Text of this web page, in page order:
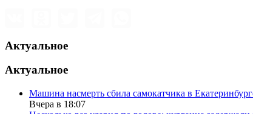
Актуальное
Актуальное
Машина насмерть сбила самокатчика в
Вчера в 18:07